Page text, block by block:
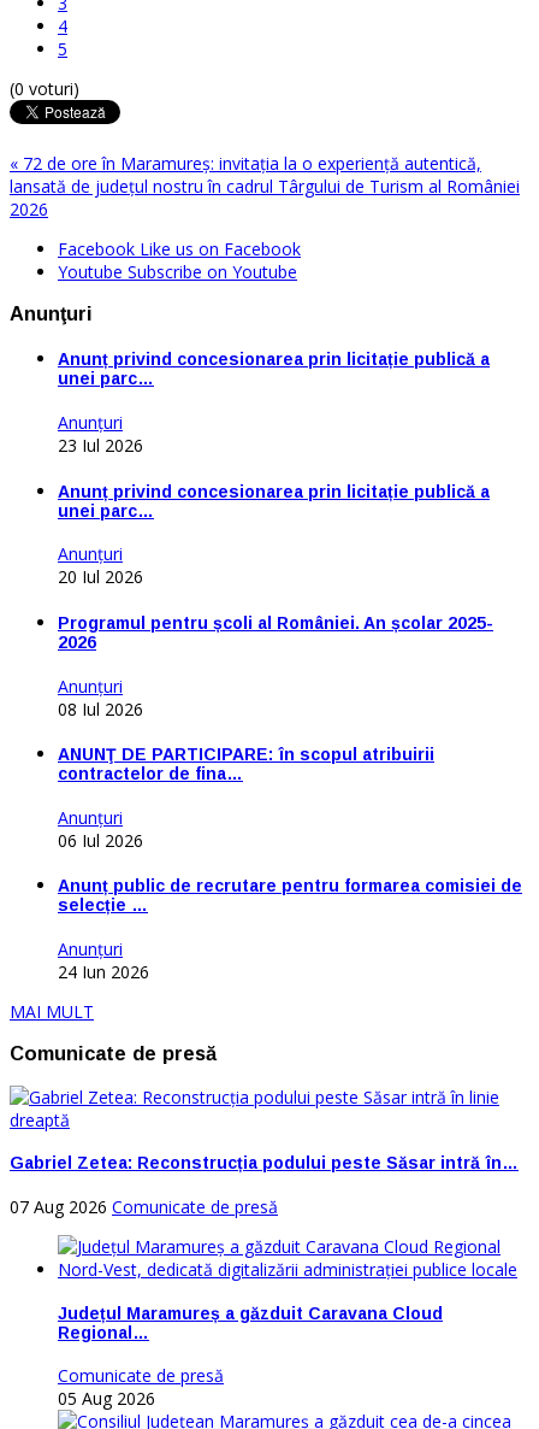
4
5
(0 voturi)
« 72 de ore în Maramureș: invitația la o experiență autentică,
lansată de județul nostru în cadrul Târgului de Turism al României
2026
Facebook Like us on Facebook
Youtube Subscribe on Youtube
Anunţuri
Anunț privind concesionarea prin licitație publică a
unei parc…
Anunţuri
23 Iul 2026
Anunț privind concesionarea prin licitație publică a
unei parc…
Anunţuri
20 Iul 2026
Programul pentru școli al României. An școlar 2025-
2026
Anunţuri
08 Iul 2026
ANUNŢ DE PARTICIPARE: în scopul atribuirii
contractelor de fina…
Anunţuri
06 Iul 2026
Anunț public de recrutare pentru formarea comisiei de
selecție …
Anunţuri
24 Iun 2026
MAI MULT
Comunicate de presă
Gabriel Zetea: Reconstrucția podului peste Săsar intră în…
07 Aug 2026 Comunicate de presă
Județul Maramureș a găzduit Caravana Cloud
Regional…
Comunicate de presă
05 Aug 2026